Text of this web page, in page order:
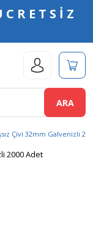
ARA
Çivi 32mm Galvenizli